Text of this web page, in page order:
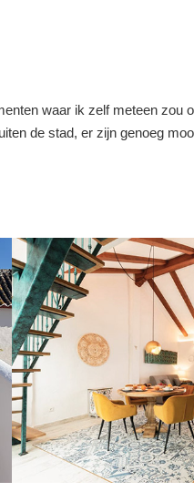
waar ik zelf meteen zou
de stad, er zijn genoeg